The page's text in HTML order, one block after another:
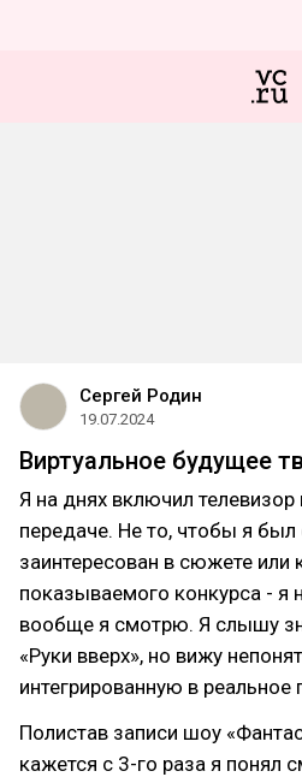
Сергей Родин
19.07.2024
Виртуальное будущее
Я на днях включил телевизор
передаче. Не то, чтобы я был
заинтересован в сюжете или
показываемого конкурса - я
вообще я смотрю. Я слышу
«Руки вверх», но вижу
интегрированную в реальное
Полистав записи шоу
кажется с 3-го раза я понял